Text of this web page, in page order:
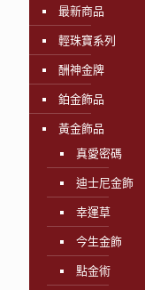
最新商品
輕珠寶系列
酬神金牌
鉑金飾品
黃金飾品
真愛密碼
迪士尼金飾
幸運草
今生金飾
點金術